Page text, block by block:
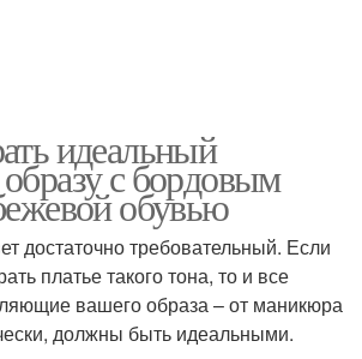
платье
Маникюр со стразами
идеальный
с бордовым
обувью
достаточно требовательный. Если
платье такого тона, то и все
вашего образа – от маникюра
должны быть идеальными.